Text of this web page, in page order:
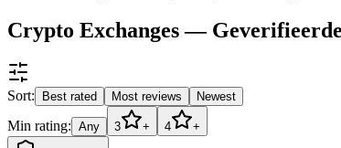
Crypto Exchanges —
Sort: Best rated Most reviews Newest
Min rating: Any 3 + 4 +